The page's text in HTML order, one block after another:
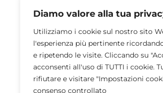
Diamo valore alla tua
Utilizziamo i cookie sul nostro sito
l'esperienza più pertinente
e ripetendo le visite. Cliccando su
acconsenti all'uso di TUTTI i cookie.
rifiutare e visitare "Impostazioni
consenso controllato